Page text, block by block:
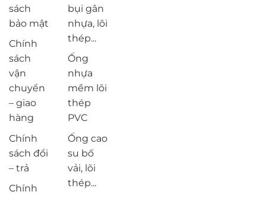
sách
bảo mật
Chính
sách
vận
chuyển
– giao
hàng
Chính
sách đổi
– trả
Chính
bụi gân
nhựa, lõi
thép...
Ống
nhựa
mềm lõi
thép
PVC
Ống cao
su bố
vải, lõi
thép...